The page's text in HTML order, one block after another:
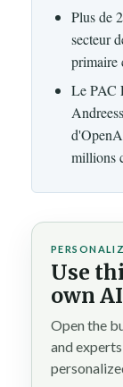
Plus de
secteur
primaire
Le PAC
millions
Use
own
Open the
and